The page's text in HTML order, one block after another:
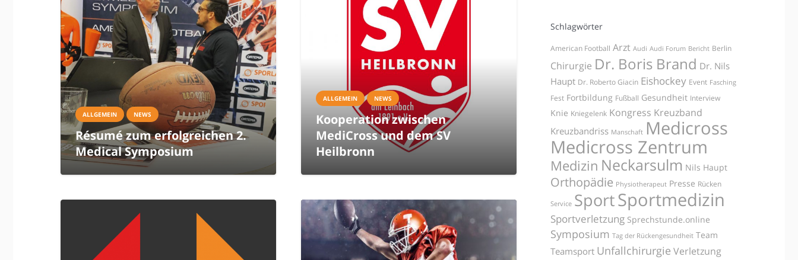
ALLGEMEIN NEWS
Résumé zum erfolgreichen 2.
Medical Symposium
ALLGEMEIN NEWS
Kooperation zwischen
MediCross und dem SV
Heilbronn
Schlagwörter
American Football Arzt Audi Audi Forum Bericht Berlin
Chirurgie Dr. Boris Brand Dr. Nils
Haupt Dr. Roberto Giacin Eishockey Event Fasching
Fest Fortbildung Fußball Gesundheit Interview
Knie Kniegelenk Kongress Kreuzband
Kreuzbandriss Manschaft Medicross
Medicross Zentrum
Medizin Neckarsulm Nils Haupt
Orthopädie Physiotherapeut Presse Rücken
Service SportSportmedizin
Sportverletzung Sprechstunde.online
Symposium Tag der Rückengesundheit Team
Teamsport Unfallchirurgie Verletzung